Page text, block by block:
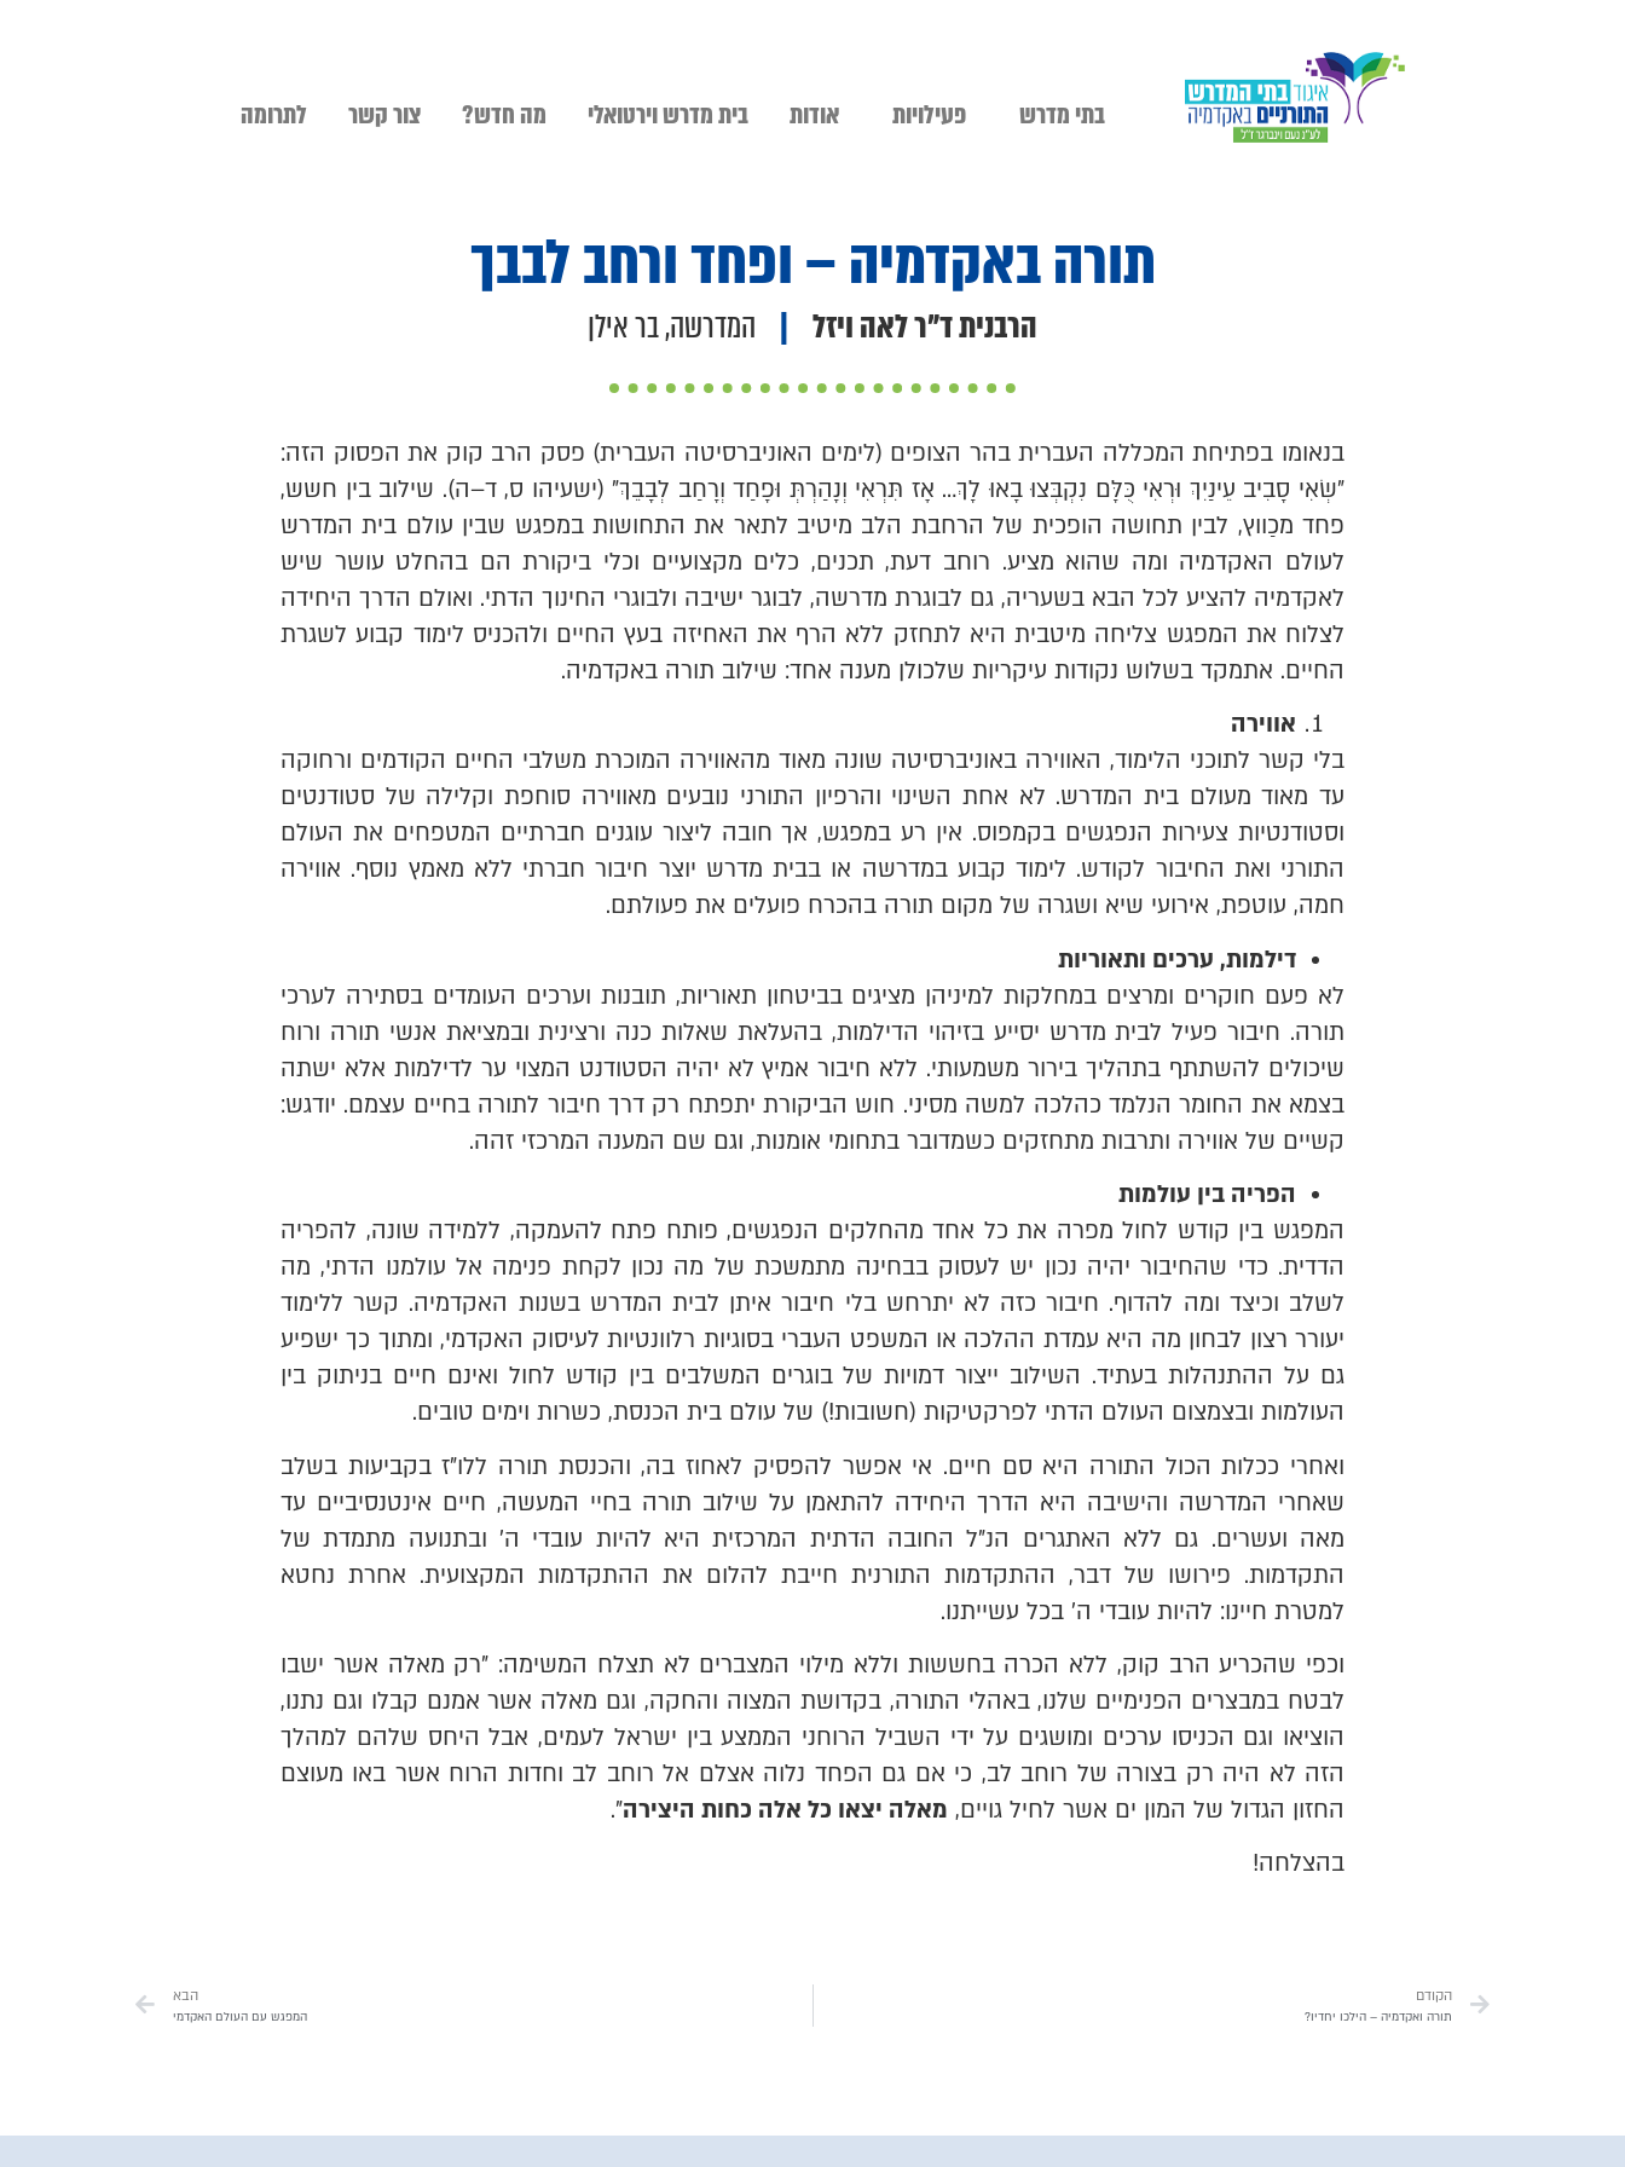
בתי מדרש פעילויות אודות בית מדרש וירטואלי מה חדש? צור קשר לתרומה
תורה באקדמיה – ופחד ורחב לבבך
הרבנית ד"ר לאה ויזל | המדרשה, בר אילן
בנאומו בפתיחת המכללה העברית בהר הצופים (לימים האוניברסיטה העברית) פסק הרב קוק את הפסוק הזה:
"שְׂאִי סָבִיב עֵינַיִךְ וּרְאִי כֻּלָּם נִקְבְּצוּ בָאוּ לָךְ… אָז תִּרְאִי וְנָהַרְתְּ וּפָחַד וְרָחַב לְבָבֵךְ" (ישעיהו ס, ד–ה). שילוב בין חשש,
פחד מכַווץ, לבין תחושה הופכית של הרחבת הלב מיטיב לתאר את התחושות במפגש שבין עולם בית המדרש
לעולם האקדמיה ומה שהוא מציע. רוחב דעת, תכנים, כלים מקצועיים וכלי ביקורת הם בהחלט עושר שיש
לאקדמיה להציע לכל הבא בשעריה, גם לבוגרת מדרשה, לבוגר ישיבה ולבוגרי החינוך הדתי. ואולם הדרך היחידה
לצלוח את המפגש צליחה מיטבית היא לתחזק ללא הרף את האחיזה בעץ החיים ולהכניס לימוד קבוע לשגרת
החיים. אתמקד בשלוש נקודות עיקריות שלכולן מענה אחד: שילוב תורה באקדמיה.
אווירה
בלי קשר לתוכני הלימוד, האווירה באוניברסיטה שונה מאוד מהאווירה המוכרת משלבי החיים הקודמים ורחוקה
עד מאוד מעולם בית המדרש. לא אחת השינוי והרפיון התורני נובעים מאווירה סוחפת וקלילה של סטודנטים
וסטודנטיות צעירות הנפגשים בקמפוס. אין רע במפגש, אך חובה ליצור עוגנים חברתיים המטפחים את העולם
התורני ואת החיבור לקודש. לימוד קבוע במדרשה או בבית מדרש יוצר חיבור חברתי ללא מאמץ נוסף. אווירה
חמה, עוטפת, אירועי שיא ושגרה של מקום תורה בהכרח פועלים את פעולתם.
דילמות, ערכים ותאוריות
לא פעם חוקרים ומרצים במחלקות למיניהן מציגים בביטחון תאוריות, תובנות וערכים העומדים בסתירה לערכי
תורה. חיבור פעיל לבית מדרש יסייע בזיהוי הדילמות, בהעלאת שאלות כנה ורצינית ובמציאת אנשי תורה ורוח
שיכולים להשתתף בתהליך בירור משמעותי. ללא חיבור אמיץ לא יהיה הסטודנט המצוי ער לדילמות אלא ישתה
בצמא את החומר הנלמד כהלכה למשה מסיני. חוש הביקורת יתפתח רק דרך חיבור לתורה בחיים עצמם. יודגש:
קשיים של אווירה ותרבות מתחזקים כשמדובר בתחומי אומנות, וגם שם המענה המרכזי זהה.
הפריה בין עולמות
המפגש בין קודש לחול מפרה את כל אחד מהחלקים הנפגשים, פותח פתח להעמקה, ללמידה שונה, להפריה
הדדית. כדי שהחיבור יהיה נכון יש לעסוק בבחינה מתמשכת של מה נכון לקחת פנימה אל עולמנו הדתי, מה
לשלב וכיצד ומה להדוף. חיבור כזה לא יתרחש בלי חיבור איתן לבית המדרש בשנות האקדמיה. קשר ללימוד
יעורר רצון לבחון מה היא עמדת ההלכה או המשפט העברי בסוגיות רלוונטיות לעיסוק האקדמי, ומתוך כך ישפיע
גם על ההתנהלות בעתיד. השילוב ייצור דמויות של בוגרים המשלבים בין קודש לחול ואינם חיים בניתוק בין
העולמות ובצמצום העולם הדתי לפרקטיקות (חשובות!) של עולם בית הכנסת, כשרות וימים טובים.
ואחרי ככלות הכול התורה היא סם חיים. אי אפשר להפסיק לאחוז בה, והכנסת תורה ללו"ז בקביעות בשלב
שאחרי המדרשה והישיבה היא הדרך היחידה להתאמן על שילוב תורה בחיי המעשה, חיים אינטנסיביים עד
מאה ועשרים. גם ללא האתגרים הנ"ל החובה הדתית המרכזית היא להיות עובדי ה' ובתנועה מתמדת של
התקדמות. פירושו של דבר, ההתקדמות התורנית חייבת להלום את ההתקדמות המקצועית. אחרת נחטא
למטרת חיינו: להיות עובדי ה' בכל עשייתנו.
וכפי שהכריע הרב קוק, ללא הכרה בחששות וללא מילוי המצברים לא תצלח המשימה: "רק מאלה אשר ישבו
לבטח במבצרים הפנימיים שלנו, באהלי התורה, בקדושת המצוה והחקה, וגם מאלה אשר אמנם קבלו וגם נתנו,
הוציאו וגם הכניסו ערכים ומושגים על ידי השביל הרוחני הממצע בין ישראל לעמים, אבל היחס שלהם למהלך
הזה לא היה רק בצורה של רוחב לב, כי אם גם הפחד נלוה אצלם אל רוחב לב וחדות הרוח אשר באו מעוצם
החזון הגדול של המון ים אשר לחיל גויים, מאלה יצאו כל אלה כחות היצירה".
בהצלחה!
הקודם
תורה ואקדמיה – הילכו יחדיו?
הבא
המפגש עם העולם האקדמי